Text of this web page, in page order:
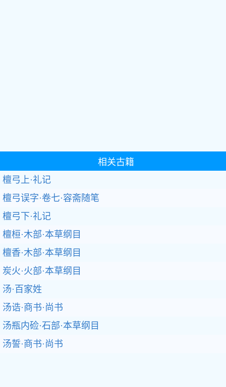
相关古籍
檀弓上·礼记
檀弓误字·卷七·容斋随笔
檀弓下·礼记
檀桓·木部·本草纲目
檀香·木部·本草纲目
炭火·火部·本草纲目
汤·百家姓
汤诰·商书·尚书
汤瓶内硷·石部·本草纲目
汤誓·商书·尚书